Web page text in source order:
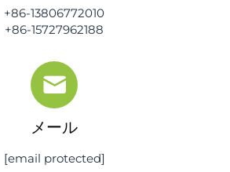
+86-13806772010
+86-15727962188
メール
[email protected]